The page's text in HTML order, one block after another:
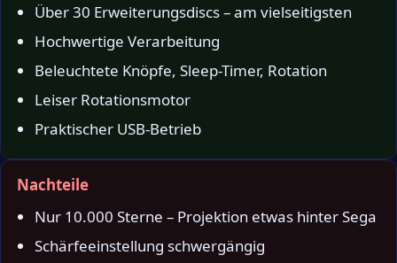
Über 30 Erweiterungsdiscs – am vielseitigsten
Hochwertige Verarbeitung
Beleuchtete Knöpfe, Sleep-Timer, Rotation
Leiser Rotationsmotor
Praktischer USB-Betrieb
Nachteile
Nur 10.000 Sterne – Projektion etwas hinter Sega
Schärfeeinstellung schwergängig